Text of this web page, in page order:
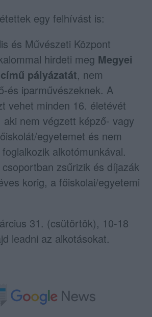
egy felhívást is:
és Művészeti Központ
hirdeti meg Megyei
pályázatát, nem
és iparművészeknek. A
vehet minden 16. életévét
nem végzett képző- vagy
egyetemet és nem
alkotómunkával.
zsűrizik és díjazák
korig, a főiskolai/egyetemi
31. (csütörtök), 10-18
leadni az alkotásokat.